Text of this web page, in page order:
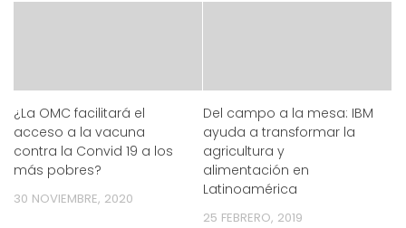
¿La OMC facilitará el
acceso a la vacuna
contra la Convid 19 a los
más pobres?
30 NOVIEMBRE, 2020
Del campo a la mesa: IBM
ayuda a transformar la
agricultura y
alimentación en
Latinoamérica
25 FEBRERO, 2019